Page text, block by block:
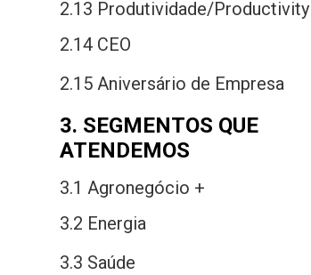
2.13 Produtividade/Productivity
2.14 CEO
2.15 Aniversário de Empresa
3. SEGMENTOS QUE
ATENDEMOS
3.1 Agronegócio +
3.2 Energia
3.3 Saúde